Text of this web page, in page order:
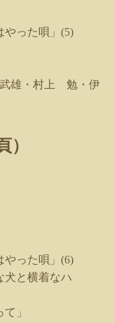
った唄」 (5)
武雄・村上 勉・伊
）
った唄」 (6)
犬と横着なハ
」